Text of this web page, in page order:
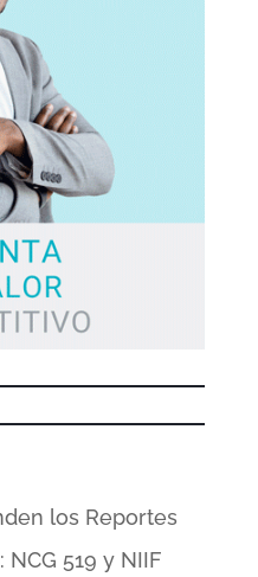
los Reportes
519 y NIIF